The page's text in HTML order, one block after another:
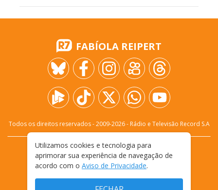
FABÍOLA REIPERT
Todos os direitos reservados - 2009-2026- Rádio e Televisão Record S.A
CARREIRA FALE CONOSCO
PRIVACIDADE
TERMOS E CONDIÇÕES DE USO
Utilizamos cookies e tecnologia para
aprimorar sua experiência de navegação de
acordo com o Aviso de Privacidade.